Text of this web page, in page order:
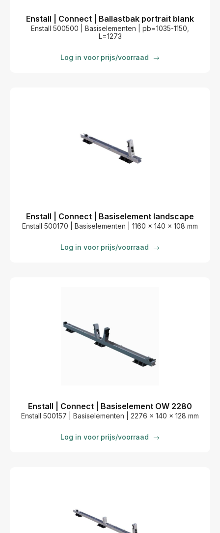
Enstall | Connect | Ballastbak portrait blank
Enstall 500500 | Basiselementen | pb=1035-1150,
L=1273
Log in voor prijs/voorraad →
Enstall | Connect | Basiselement landscape
Enstall 500170 | Basiselementen | 1160 x 140 x 108 mm
Log in voor prijs/voorraad →
Enstall | Connect | Basiselement OW 2280
Enstall 500157 | Basiselementen | 2276 x 140 x 128 mm
Log in voor prijs/voorraad →